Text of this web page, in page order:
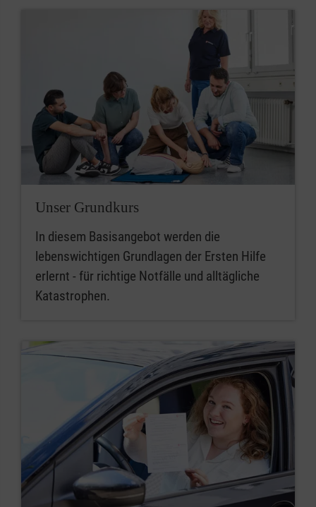
Unser Grundkurs
In diesem Basisangebot werden die
lebenswichtigen Grundlagen der Ersten Hilfe
erlernt - für richtige Notfälle und alltägliche
Katastrophen.